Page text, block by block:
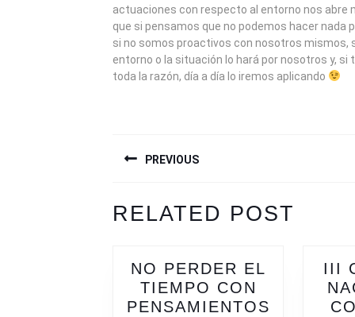
actuaciones con respecto al entorno nos abre
que si pensamos que no podemos hacer nada
si no somos proactivos con nosotros mismos,
entorno o la situación lo hará por nosotros y, si
toda la razón, día a día lo iremos aplicando
DE
ENTRADAS
PREVIOUS
post:
RELATED POST
NO PERDER EL
TIEMPO CON
PENSAMIENTOS
III